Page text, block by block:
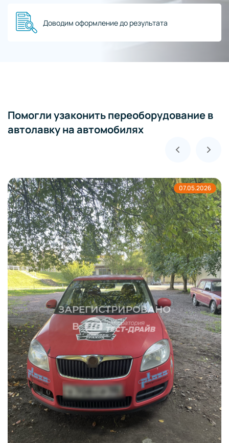
Доводим оформление до результата
Помогли узаконить переоборудование в
автолавку на автомобилях